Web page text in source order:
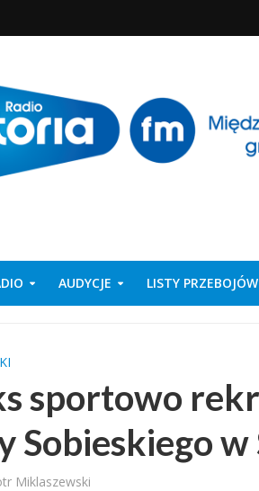
AUDYCJE LISTY PRZEBOJÓW
sportowo
Sobieskiego
Miklaszewski